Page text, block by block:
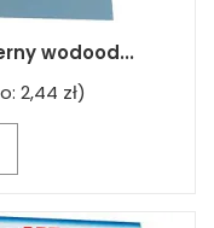
wodood...
2,44 zł)